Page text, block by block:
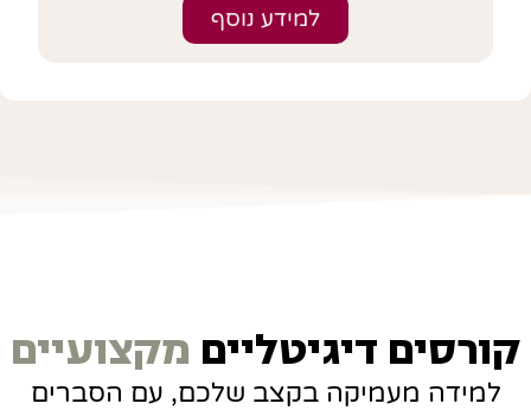
למידע נוסף
קורסים דיגיטליים מקצועיים
למידה מעמיקה בקצב שלכם, עם הסברים